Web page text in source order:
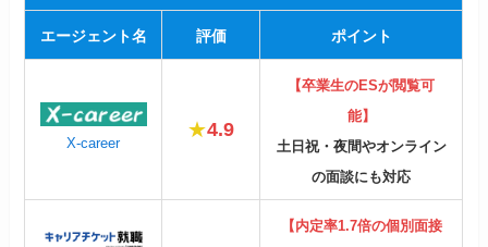
エージェント名 評価 ポイント
X-career
★4.9
【卒業生のESが閲覧可
能】
土日祝・夜間やオンライン
の面談にも対応
【内定率1.7倍の個別面接